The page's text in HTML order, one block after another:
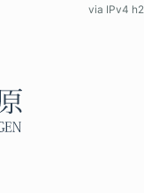
via IPv4 h2